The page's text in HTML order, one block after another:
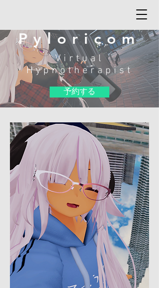
Pyloricom
Virtual
Hypnotherapist
予約する